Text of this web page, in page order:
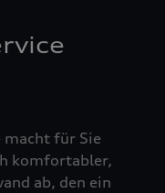
macht für Sie
komfortabler,
ab, den ein